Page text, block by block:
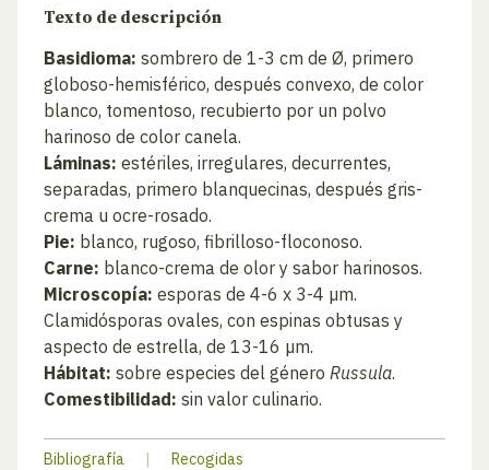
Texto de descripción
Basidioma: sombrero de 1-3 cm de Ø, primero
globoso-hemisférico, después convexo, de color
blanco, tomentoso, recubierto por un polvo
harinoso de color canela.
Láminas: estériles, irregulares, decurrentes,
separadas, primero blanquecinas, después gris-
crema u ocre-rosado.
Pie: blanco, rugoso, fibrilloso-floconoso.
Carne: blanco-crema de olor y sabor harinosos.
Microscopía: esporas de 4-6 x 3-4 µm.
Clamidósporas ovales, con espinas obtusas y
aspecto de estrella, de 13-16 µm.
Hábitat: sobre especies del género Russula.
Comestibilidad: sin valor culinario.
Bibliografía | Recogidas